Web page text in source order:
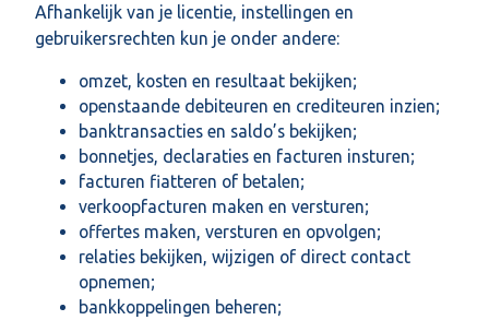
Afhankelijk van je licentie, instellingen en
gebruikersrechten kun je onder andere:
omzet, kosten en resultaat bekijken;
openstaande debiteuren en crediteuren inzien;
banktransacties en saldo’s bekijken;
bonnetjes, declaraties en facturen insturen;
facturen fiatteren of betalen;
verkoopfacturen maken en versturen;
offertes maken, versturen en opvolgen;
relaties bekijken, wijzigen of direct contact
opnemen;
bankkoppelingen beheren;